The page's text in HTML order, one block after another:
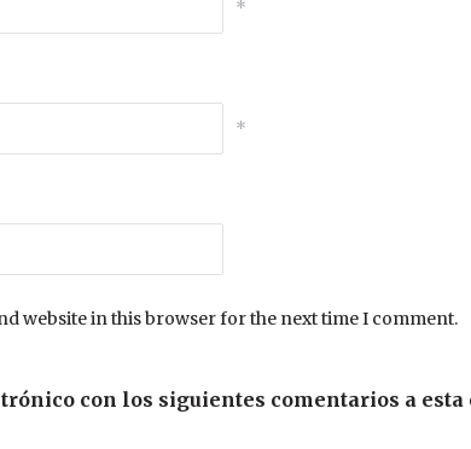
*
*
website in this browser for the next time I comment.
con los siguientes comentarios a esta